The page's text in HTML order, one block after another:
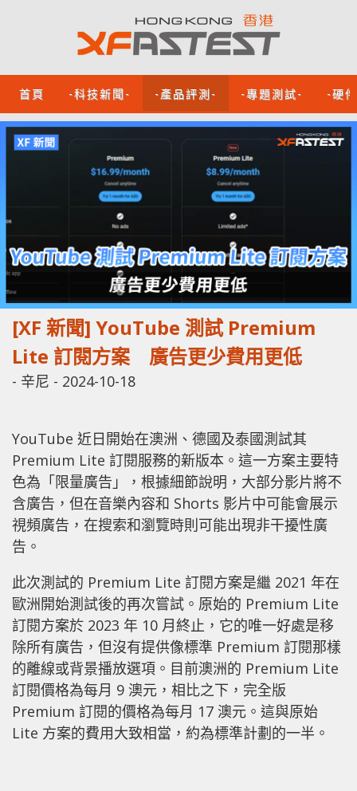
首頁 -科技新聞- -產品評測- -專題測試- -硬
[XF 新聞] YouTube 測試 Premium
Lite 訂閱方案 廣告更少費用更低
- 辛尼 - 2024-10-18
YouTube 近日開始在澳洲、德國及泰國測試其
Premium Lite 訂閱服務的新版本。這一方案主要特
色為「限量廣告」，根據細節說明，大部分影片將不
含廣告，但在音樂內容和 Shorts 影片中可能會展示
視頻廣告，在搜索和瀏覽時則可能出現非干擾性廣
告。
此次測試的 Premium Lite 訂閱方案是繼 2021 年在
歐洲開始測試後的再次嘗試。原始的 Premium Lite
訂閱方案於 2023 年 10 月終止，它的唯一好處是移
除所有廣告，但沒有提供像標準 Premium 訂閱那樣
的離線或背景播放選項。目前澳洲的 Premium Lite
訂閱價格為每月 9 澳元，相比之下，完全版
Premium 訂閱的價格為每月 17 澳元。這與原始
Lite 方案的費用大致相當，約為標準計劃的一半。